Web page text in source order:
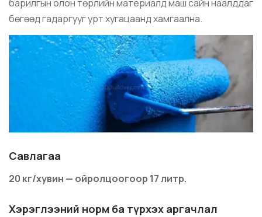
барилгын олон төрлийн материалд маш сайн наалддаг
бөгөөд гадаргууг урт хугацаанд хамгаална.
Савлагаа
20 кг/хувин — ойролцоогоор 17 литр.
Хэрэглээний норм ба түрхэх аргачлал